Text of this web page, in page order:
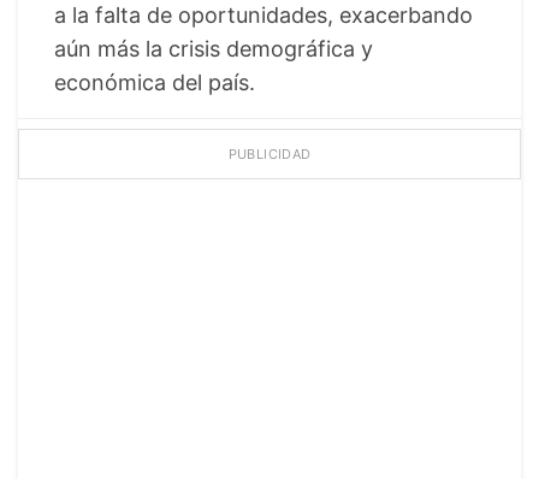
a la falta de oportunidades, exacerbando
aún más la crisis demográfica y
económica del país.
PUBLICIDAD